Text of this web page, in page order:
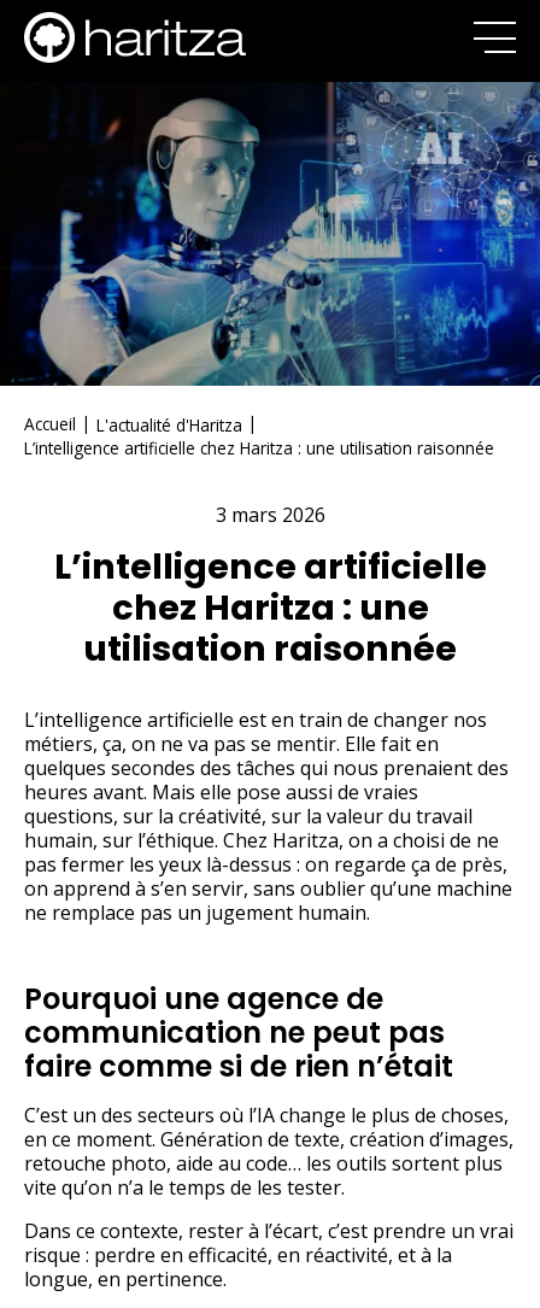
Accueil | L'actualité d'Haritza |
L’intelligence artificielle chez Haritza : une utilisation raisonnée
3 mars 2026
L’intelligence artificielle
chez Haritza : une
utilisation raisonnée
L’intelligence artificielle est en train de changer nos
métiers, ça, on ne va pas se mentir. Elle fait en
quelques secondes des tâches qui nous prenaient des
heures avant. Mais elle pose aussi de vraies
questions, sur la créativité, sur la valeur du travail
humain, sur l’éthique. Chez Haritza, on a choisi de ne
pas fermer les yeux là-dessus : on regarde ça de près,
on apprend à s’en servir, sans oublier qu’une machine
ne remplace pas un jugement humain.
Pourquoi une agence de
communication ne peut pas
faire comme si de rien n’était
C’est un des secteurs où l’IA change le plus de choses,
en ce moment. Génération de texte, création d’images,
retouche photo, aide au code… les outils sortent plus
vite qu’on n’a le temps de les tester.
Dans ce contexte, rester à l’écart, c’est prendre un vrai
risque : perdre en efficacité, en réactivité, et à la
longue, en pertinence.